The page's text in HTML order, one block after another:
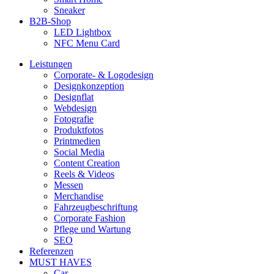
Sneaker
B2B-Shop
LED Lightbox
NFC Menu Card
Leistungen
Corporate- & Logodesign
Designkonzeption
Designflat
Webdesign
Fotografie
Produktfotos
Printmedien
Social Media
Content Creation
Reels & Videos
Messen
Merchandise
Fahrzeugbeschriftung
Corporate Fashion
Pflege und Wartung
SEO
Referenzen
MUST HAVES